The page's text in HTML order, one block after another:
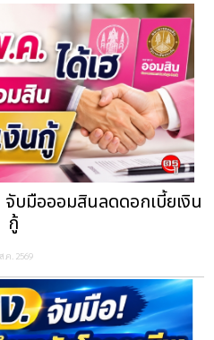
บมือออมสินลดดอกเบี้ยเงิน
กู้
.ค. 2569